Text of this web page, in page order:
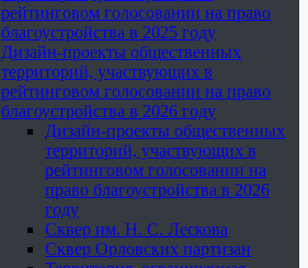
рейтинговом голосовании на право
благоустройства в 2025 году
Дизайн-проекты общественных
территорий, участвующих в
рейтинговом голосовании на право
благоустройства в 2026 году
Дизайн-проекты общественных
территорий, участвующих в
рейтинговом голосовании на
право благоустройства в 2026
году
Сквер им. Н. С. Лескова
Сквер Орловских партизан